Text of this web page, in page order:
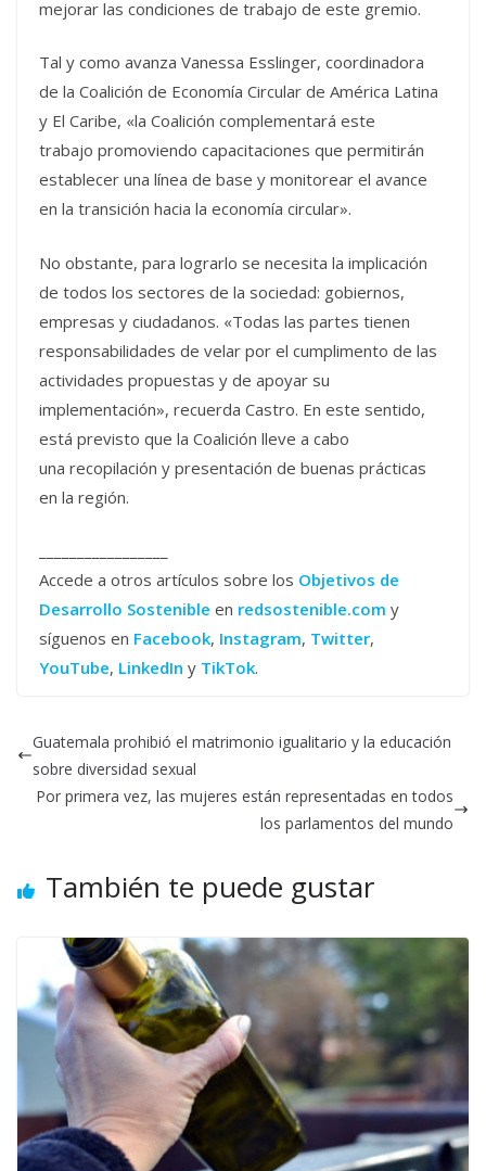
mejorar las condiciones de trabajo de este gremio.
Tal y como avanza Vanessa Esslinger, coordinadora
de la Coalición de Economía Circular de América Latina
y El Caribe, «la Coalición complementará este
trabajo promoviendo capacitaciones que permitirán
establecer una línea de base y monitorear el avance
en la transición hacia la economía circular».
No obstante, para lograrlo se necesita la implicación
de todos los sectores de la sociedad: gobiernos,
empresas y ciudadanos. «Todas las partes tienen
responsabilidades de velar por el cumplimento de las
actividades propuestas y de apoyar su
implementación», recuerda Castro. En este sentido,
está previsto que la Coalición lleve a cabo
una recopilación y presentación de buenas prácticas
en la región.
Accede a otros artículos sobre los Objetivos de
Desarrollo Sostenible en redsostenible.com y
síguenos en Facebook, Instagram, Twitter,
YouTube, LinkedIn y TikTok.
Guatemala prohibió el matrimonio igualitario y la educación
sobre diversidad sexual
Por primera vez, las mujeres están representadas en todos
los parlamentos del mundo
También te puede gustar